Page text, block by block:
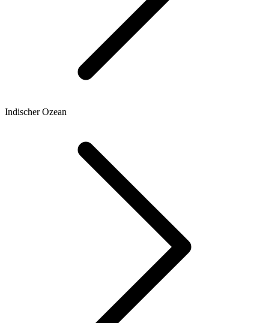
Indischer Ozean